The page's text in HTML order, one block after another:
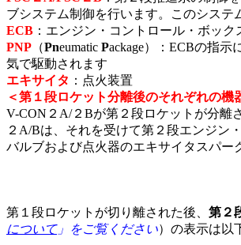
ブシステム制御を行います。このシス
ECB ：エンジン・コントロール・ボック
PNP （Pneumatic Package）：ECBの指
気で駆動されます
エキサイタ ：点火装置
＜第１段ロケット分離後のそれぞれの機
V-CON２A/２Bが第２段ロケットが分離
２A/Bは、それを受けて第２段エンジン
バルブおよび点火器のエキサイタスパー
第１段ロケットが切り離された後、 第２
について」 をご覧ください）の表示は以